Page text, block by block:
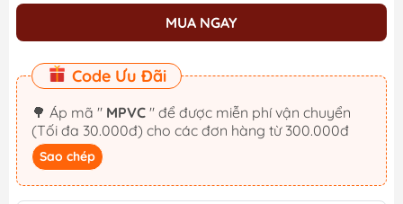
MUA NGAY
Code Ưu Đãi
🌳 Áp mã " MPVC " để được miễn phí vận chuyển
(Tối đa 30.000đ) cho các đơn hàng từ 300.000đ
Sao chép